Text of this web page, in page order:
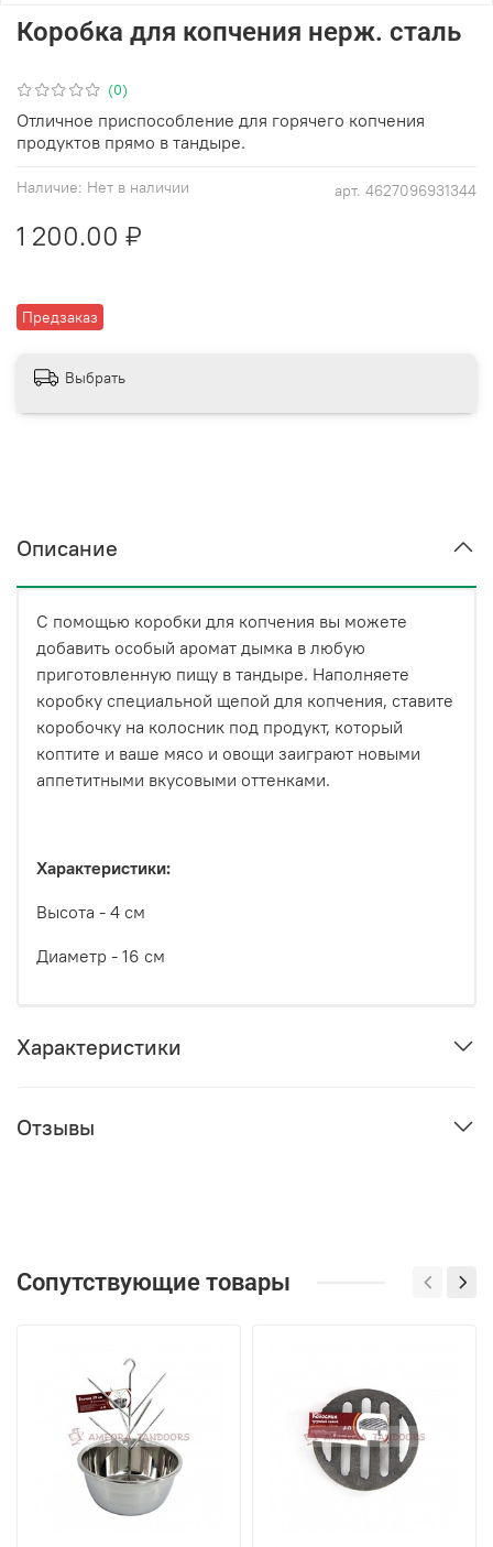
(0)
арт. 4627096931344
Наличие: Нет в наличии
Предзаказ
Коробка для копчения нерж. сталь
1 200.00 ₽
Отличное приспособление для горячего копчения
продуктов прямо в тандыре.
Выбрать
Описание
С помощью коробки для копчения вы можете
добавить особый аромат дымка в любую
приготовленную пищу в тандыре. Наполняете
коробку специальной щепой для копчения, ставите
коробочку на колосник под продукт, который
коптите и ваше мясо и овощи заиграют новыми
аппетитными вкусовыми оттенками.
Характеристики:
Высота - 4 см
Диаметр - 16 см
Характеристики
Отзывы
Сопутствующие товары